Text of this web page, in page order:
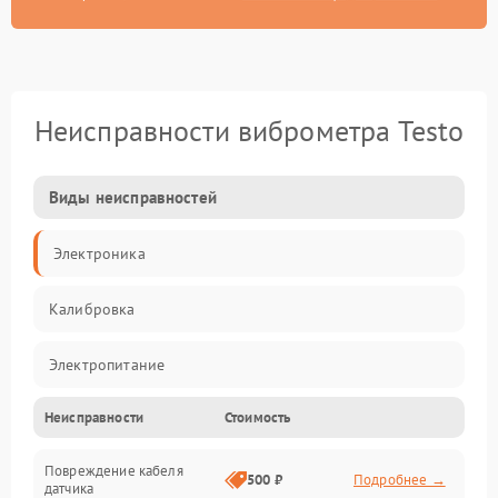
Неисправности виброметра Testo
Виды неисправностей
Электроника
Калибровка
Электропитание
Датчики
Измерения
Неисправности Стоимость
Повреждение кабеля
датчика
500 ₽ Подробнее →